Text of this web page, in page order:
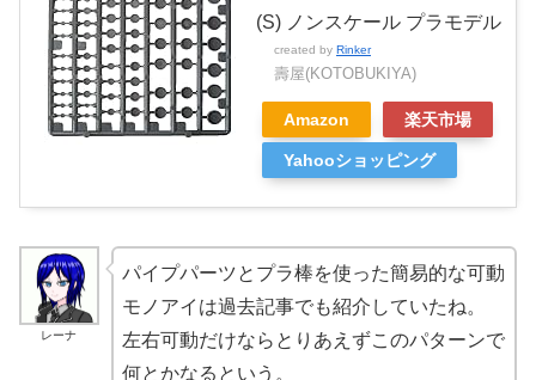
(S) ノンスケール プラモデル
created by Rinker
壽屋(KOTOBUKIYA)
Amazon 楽天市場
Yahooショッピング
レーナ
パイプパーツとプラ棒を使った簡易的な可動
モノアイは過去記事でも紹介していたね。
左右可動だけならとりあえずこのパターンで
何とかなるという。